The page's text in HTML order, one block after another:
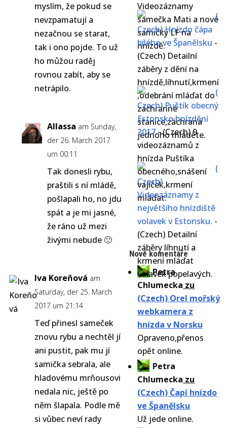
Videozáznamy
samečka Mati a nové
samičky LF na
hnízdě.
(
Czech) Hnízdo čápa
bílého ve Španělsku -
(Czech) Detailní
záběry z dění na
hnízdě,líhnutí,krmení
,odebrání mláďat do
záchranné
stanice,záchrana
jednoho mláděte.
(
Czech) Puštík obecný
Estonsko hnízdění
2017-(Czech) 9
videozáznamů z
hnízda Puštíka
obecného,snášení
vajíček,krmení
mláďat.
(
Czech)
Videozáznamy z
největšího hnízdiště
volavek v Estonsku. -
(Czech) Detailní
záběry líhnutí a
krmení mláďat
volavek popelavých.
Nové komentáře
Petra
Chlumecka zu
(Czech) Orel mořský
webkamera z
hnízda v Norsku
Opraveno,přenos
opět online.
Petra
Chlumecka zu
(Czech) Čapí hnízdo
ve Španělsku
Už jede online.
myslím, že pokud se
nevzpamatují a
nezačnou se starat,
tak i ono pojde. To už
ho můžou raděj
rovnou zabít, aby se
netrápilo.
Allassa am Sunday,
der 26. March 2017
um 00:11
Tak donesli rybu,
praštili s ní mládě,
pošlapali ho, no jdu
spát a je mi jasné,
že ráno už mezi
živými nebude 🙁
Iva Koreňová am
Saturday, der 25. March
2017 um 21:14
Teď přinesl sameček
znovu rybu a nechtěl jí
ani pustit, pak mu jí
samička sebrala, ale
hladovému mrňousovi
nedala nic, ještě po
něm šlapala. Podle mě
si vůbec neví rady